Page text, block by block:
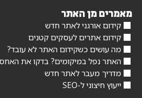
מאמרים מן האתר
קידום אורגני לאתר חדש
קידום אתרים לעסקים קטנים
מה עושים כשקידום האתר לא עובד?
האתר נפל במיקומים? בדקו את
מדריך מעבר לאתר חדש
ייעוץ חיצוני ל-SEO